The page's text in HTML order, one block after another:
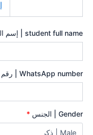
student full name | إسم الطالب بالكامل
WhatsApp number | رقم التواصل واتساب
Gender | الجنس *